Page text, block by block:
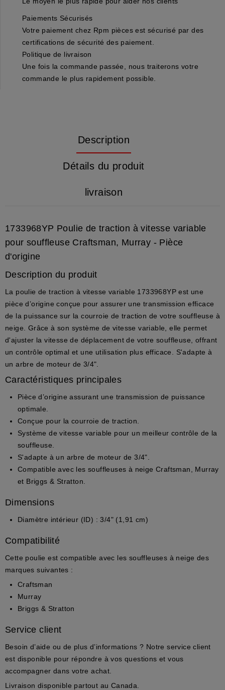
Paiements Sécurisés
Votre paiement chez Rpm pièces est sécurisé par des
certifications de sécurité des paiement.
Politique de livraison
Une fois la commande passée, nous traiterons votre
commande le plus rapidement possible.
Description
Détails du produit
livraison
1733968YP Poulie de traction à vitesse variable
pour souffleuse Craftsman, Murray - Pièce
d'origine
Description du produit
La poulie de traction à vitesse variable 1733968YP est une
pièce d’origine conçue pour assurer une transmission efficace
de la puissance sur lacourroie de traction de votre souffleuse à
neige. Grâce à son système de vitesse variable, elle permet
d'ajuster la vitesse de déplacement de votre souffleuse, offrant
uncontrôle optimal et une utilisation plus efficace
. S'adapte à
unarbre de moteur de 3/4"
Caractéristiques principales
Pièce d’origine assurant une transmission de puissance
optimale.
Conçue pour la courroie de traction
Système devitesse variable pour un meilleur contrôle de la
souffleuse.
S'adapte à un arbre de moteur de 3/4"
Compatible avec les souffleuses à neige Craftsman
Murray
et Briggs & Stratton
Dimensions
Diamètre intérieur (ID) : 3/4" (1,91 cm)
Compatibilité
Cette poulie est compatible avec les souffleuses à neige des
marques suivantes :
Craftsman
Murray
Briggs & Stratton
Service client
Besoin d’aide ou de plus d’informations ? Notre service client
est disponible pour répondre à vos questions et vous
accompagner dans votre achat.
Livraison disponible partout au Canada.